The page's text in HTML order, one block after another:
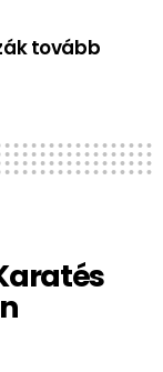
tovább